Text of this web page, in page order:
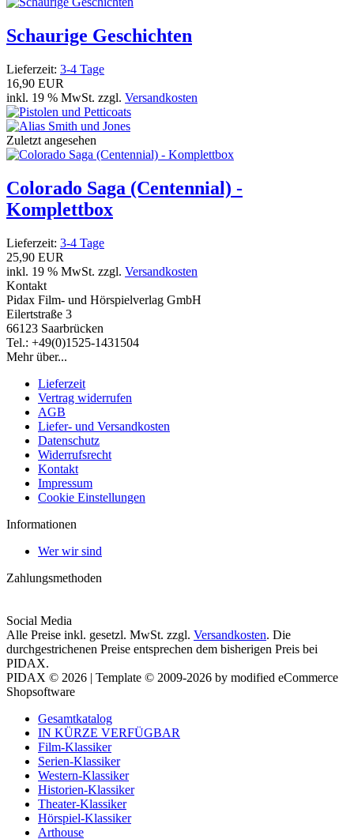
Schaurige Geschichten
Lieferzeit: 3-4 Tage
16,90 EUR
inkl. 19 % MwSt. zzgl. Versandkosten
Zuletzt angesehen
Colorado Saga (Centennial) -
Komplettbox
Lieferzeit: 3-4 Tage
25,90 EUR
inkl. 19 % MwSt. zzgl. Versandkosten
Kontakt
Pidax Film- und Hörspielverlag GmbH
Eilertstraße 3
66123 Saarbrücken
Tel.: +49(0)1525-1431504
Mehr über...
Lieferzeit
Vertrag widerrufen
AGB
Liefer- und Versandkosten
Datenschutz
Widerrufsrecht
Kontakt
Impressum
Cookie Einstellungen
Informationen
Wer wir sind
Zahlungsmethoden
Social Media
Alle Preise inkl. gesetzl. MwSt. zzgl. Versandkosten. Die
durchgestrichenen Preise entsprechen dem bisherigen Preis bei
PIDAX.
PIDAX © 2026 | Template © 2009-2026 by modified eCommerce
Shopsoftware
Gesamtkatalog
IN KÜRZE VERFÜGBAR
Film-Klassiker
Serien-Klassiker
Western-Klassiker
Historien-Klassiker
Theater-Klassiker
Hörspiel-Klassiker
Arthouse